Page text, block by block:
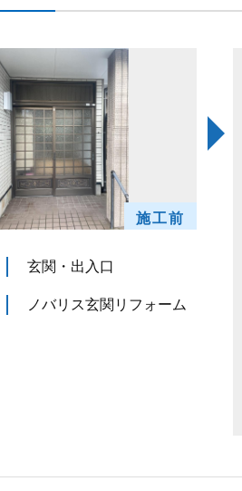
施工前
玄関・出入口
ノバリス玄関リフォーム